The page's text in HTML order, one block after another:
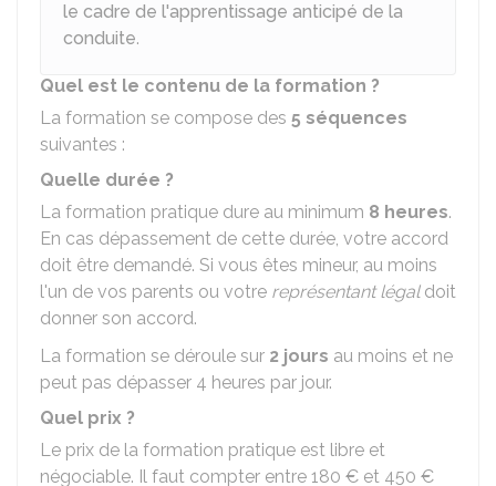
le cadre de l'apprentissage anticipé de la
conduite.
Quel est le contenu de la formation ?
La formation se compose des 5 séquences
suivantes :
Quelle durée ?
La formation pratique dure au minimum 8 heures.
En cas dépassement de cette durée, votre accord
doit être demandé. Si vous êtes mineur, au moins
l'un de vos parents ou votre représentant légaldoit
donner son accord.
La formation se déroule sur 2 jours au moins et ne
peut pas dépasser 4 heures par jour.
Quel prix ?
Le prix de la formation pratique est libre et
négociable. Il faut compter entre 180 € et 450 €